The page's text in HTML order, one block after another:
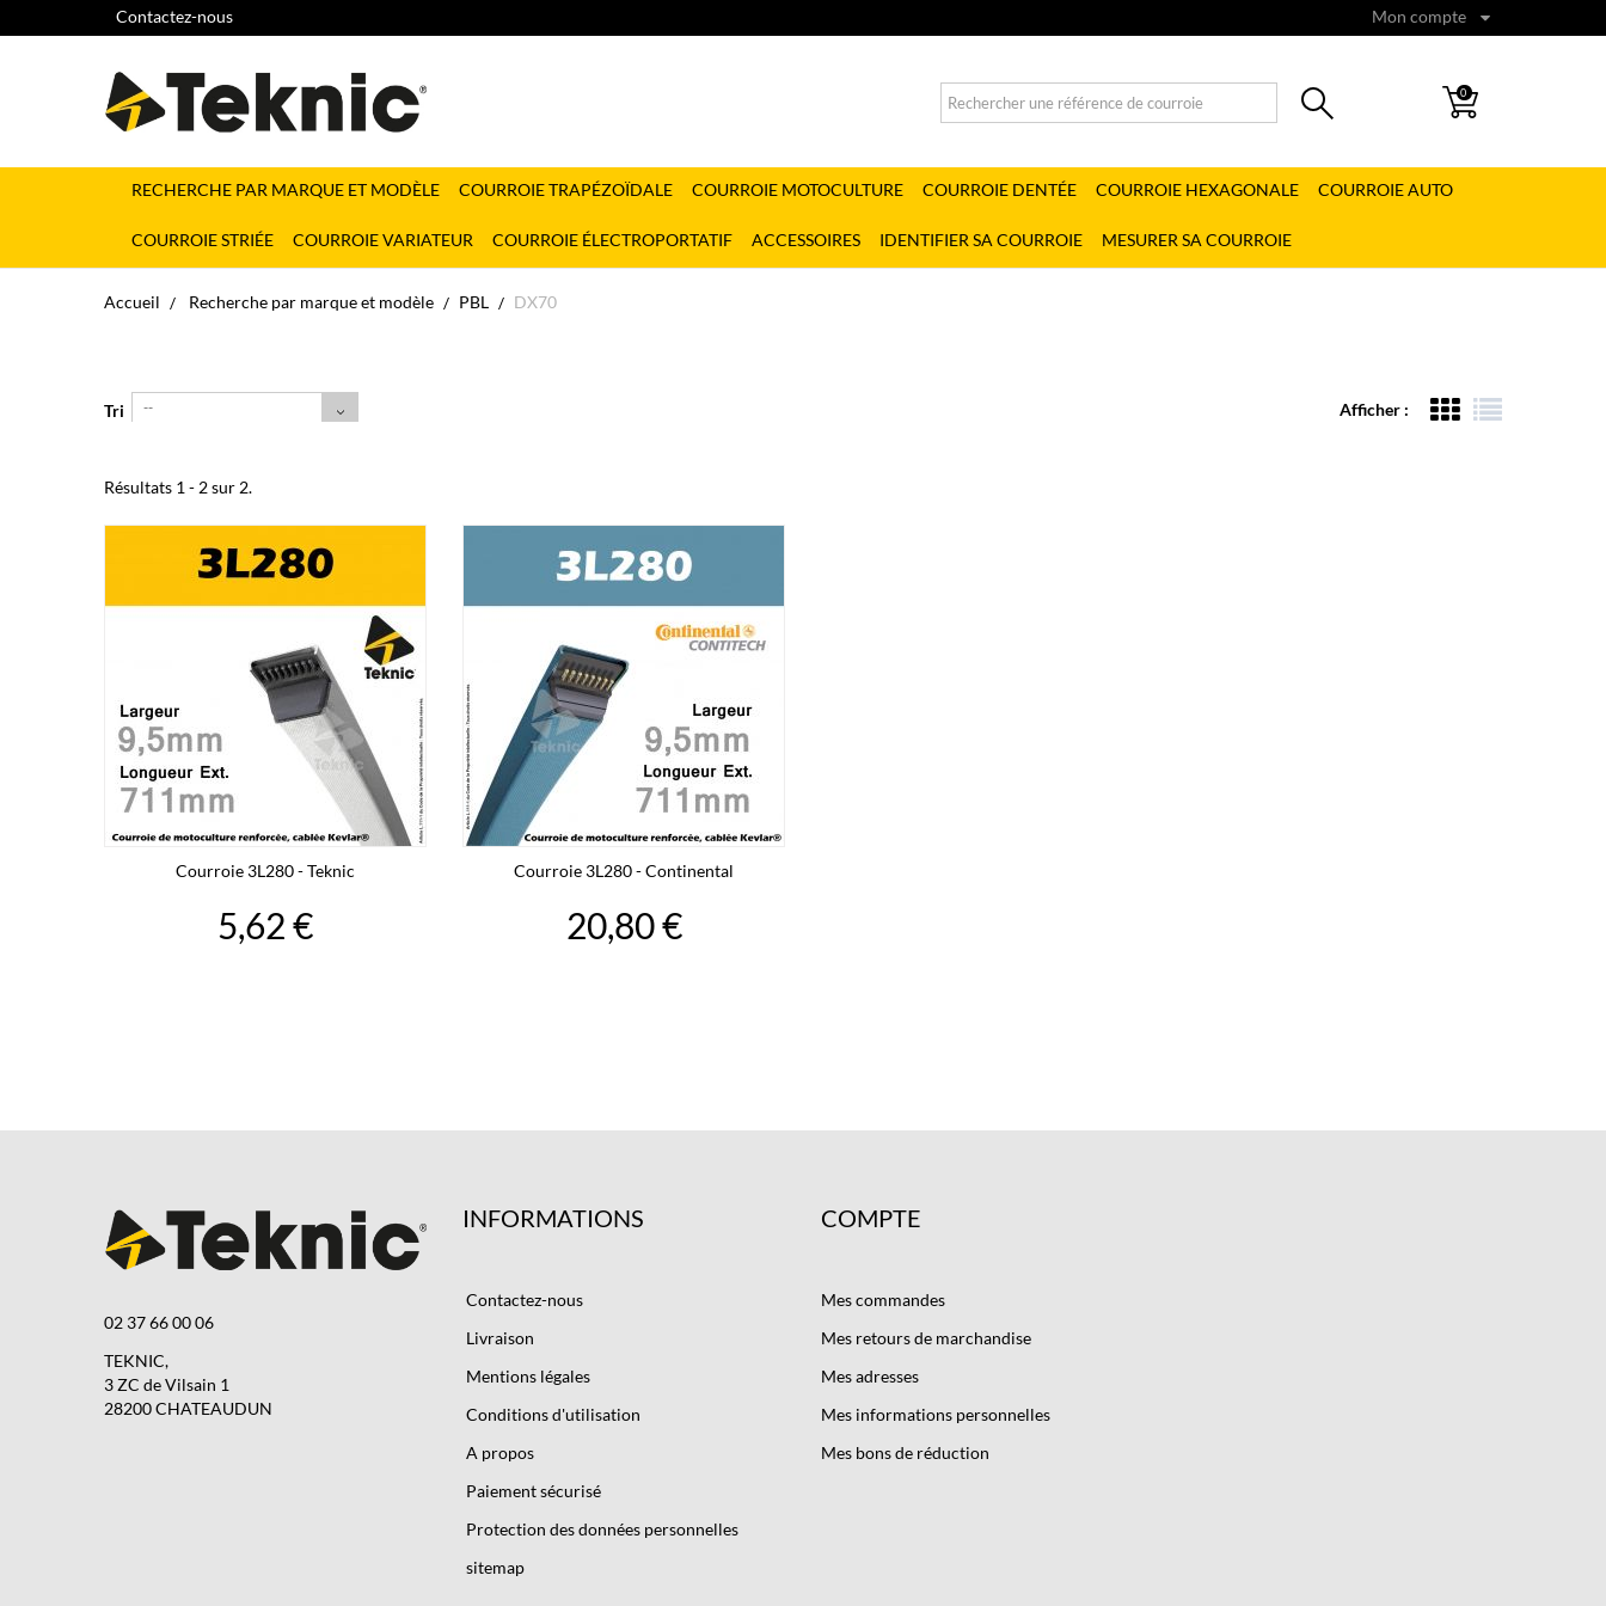
Mon compte
Contactez-nous
0
RECHERCHE PAR MARQUE ET MODÈLE COURROIE TRAPÉZOÏDALE COURROIE MOTOCULTURE COURROIE DENTÉE COURROIE HEXAGONALE COURROIE AUTO
COURROIE STRIÉE COURROIE VARIATEUR COURROIE ÉLECTROPORTATIF ACCESSOIRES IDENTIFIER SA COURROIE MESURER SA COURROIE
Accueil Recherche par marque et modèle PBL DX70
Afficher :
Tri --
Résultats 1 - 2 sur 2.
Courroie 3L280 - Teknic
5,62 €
Courroie 3L280 - Continental
20,80 €
02 37 66 00 06
TEKNIC,
3 ZC de Vilsain 1
28200 CHATEAUDUN
INFORMATIONS
Contactez-nous
Livraison
Mentions légales
Conditions d'utilisation
A propos
Paiement sécurisé
Protection des données personnelles
sitemap
COMPTE
Mes commandes
Mes retours de marchandise
Mes adresses
Mes informations personnelles
Mes bons de réduction